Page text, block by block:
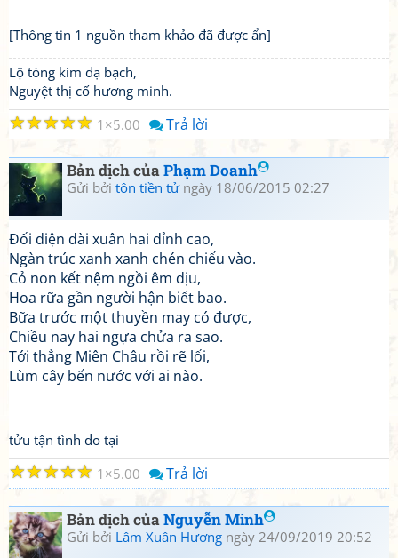
[Thông tin 1 nguồn tham khảo đã được ẩn]
Lộ tòng kim dạ bạch,
Nguyệt thị cố hương minh.
☆
☆
☆
☆
☆ 1 5.00 Trả lời
Bản dịch củaPhạm Doanh
Gửi bởi tôn tiền tửngày 18/06/2015 02:27
Đối diện đài xuân hai đỉnh cao,
Ngàn trúc xanh xanh chén chiếu vào.
Cỏ non kết nệm ngồi êm dịu,
Hoa rữa gần người hận biết bao.
Bữa trước một thuyền may có được,
Chiều nay hai ngựa chửa ra sao.
Tới thẳng Miên Châu rồi rẽ lối,
Lùm cây bến nước với ai nào.
tửu tận tình do tại
☆
☆
☆
☆
☆ 1 5.00 Trả lời
Bản dịch củaNguyễn Minh
Gửi bởi Lâm Xuân Hương ngày 24/09/2019 20:52